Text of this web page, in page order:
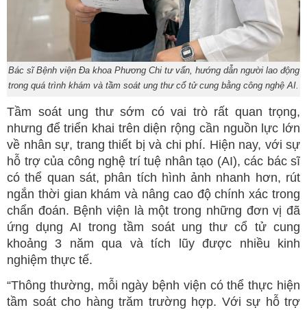
Bác sĩ Bệnh viện Đa khoa Phương Chi tư vấn, hướng dẫn người lao động
trong quá trình khám và tầm soát ung thư cổ tử cung bằng công nghệ AI.
Tầm soát ung thư sớm có vai trò rất quan trọng,
nhưng để triển khai trên diện rộng cần nguồn lực lớn
về nhân sự, trang thiết bị và chi phí. Hiện nay, với sự
hỗ trợ của công nghệ trí tuệ nhân tạo (AI), các bác sĩ
có thể quan sát, phân tích hình ảnh nhanh hơn, rút
ngắn thời gian khám và nâng cao độ chính xác trong
chẩn đoán. Bệnh viện là một trong những đơn vị đã
ứng dụng AI trong tầm soát ung thư cổ tử cung
khoảng 3 năm qua và tích lũy được nhiều kinh
nghiệm thực tế.
“Thông thường, mỗi ngày bệnh viện có thể thực hiện
tầm soát cho hàng trăm trường hợp. Với sự hỗ trợ